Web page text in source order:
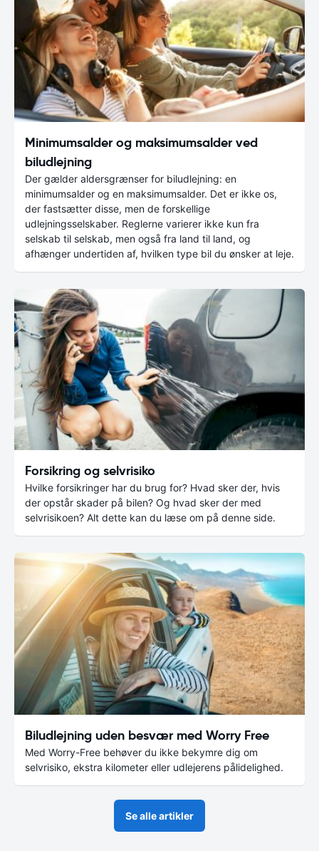
Minimumsalder og maksimumsalder ved
biludlejning
Der gælder aldersgrænser for biludlejning: en
minimumsalder og en maksimumsalder. Det er ikke os,
der fastsætter disse, men de forskellige
udlejningsselskaber. Reglerne varierer ikke kun fra
selskab til selskab, men også fra land til land, og
afhænger undertiden af, hvilken type bil du ønsker at leje.
Forsikring og selvrisiko
Hvilke forsikringer har du brug for? Hvad sker der, hvis
der opstår skader på bilen? Og hvad sker der med
selvrisikoen? Alt dette kan du læse om på denne side.
Biludlejning uden besvær med Worry Free
Med Worry-Free behøver du ikke bekymre dig om
selvrisiko, ekstra kilometer eller udlejerens pålidelighed.
Se alle artikler